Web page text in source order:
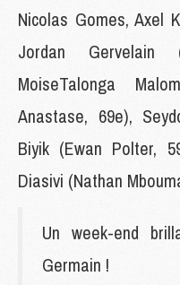
Nicolas Gomes, Axel
Jordan
MoiseTalonga
Anastase, 69e),
Biyik (Ewan Polter,
Diasivi (Nathan
Un week-end
Germain !